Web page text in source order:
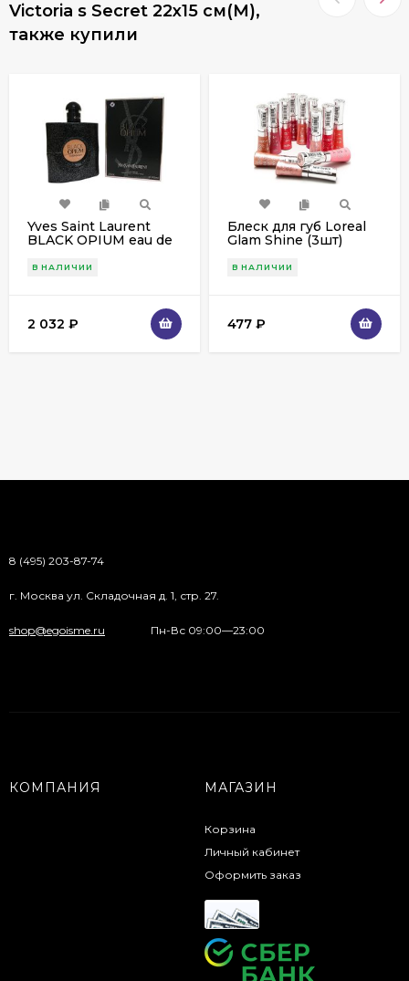
Victoria s Secret 22x15 см(M),
также купили
Yves Saint Laurent
BLACK OPIUM eau de
В НАЛИЧИИ
2 032 ₽
Блеск для губ Loreal
Glam Shine (3шт)
В НАЛИЧИИ
477 ₽
8 (495) 203-87-74
г. Москва ул. Складочная д. 1, стр. 27.
shop@egoisme.ru Пн-Вс 09:00—23:00
КОМПАНИЯ МАГАЗИН
Корзина
Личный кабинет
Оформить заказ